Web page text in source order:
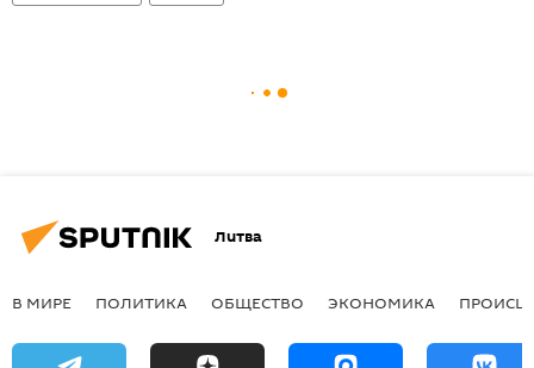
Литва
В МИРЕ ПОЛИТИКА ОБЩЕСТВО ЭКОНОМИКА